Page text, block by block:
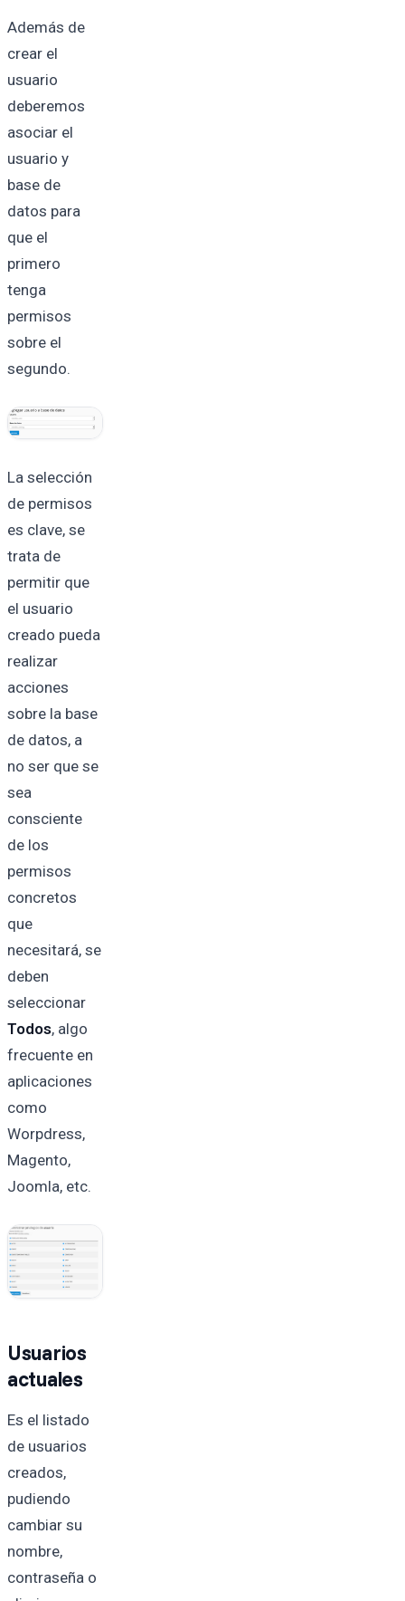
Además de
crear el
usuario
deberemos
asociar el
usuario y
base de
datos para
que el
primero
tenga
permisos
sobre el
segundo.
La selección
de permisos
es clave, se
trata de
permitir que
el usuario
creado pueda
realizar
acciones
sobre la base
de datos, a
no ser que se
sea
consciente
de los
permisos
concretos
que
necesitará, se
deben
seleccionar
Todos, algo
frecuente en
aplicaciones
como
Worpdress,
Magento,
Joomla, etc.
Usuarios
actuales
Es el listado
de usuarios
creados,
pudiendo
cambiar su
nombre,
contraseña o